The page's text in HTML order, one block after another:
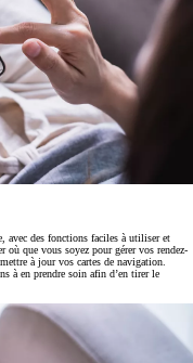
avec des fonctions faciles à utiliser et
que vous soyez pour gérer vos rendez-
à jour vos cartes de navigation.
à en prendre soin afin d’en tirer le